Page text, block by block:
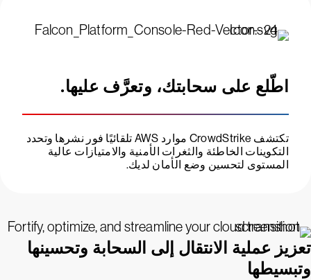
اطّلع على سحابتك، وتعرَّف عليها.
تكتشف CrowdStrike موارد AWS تلقائيًا فور نشرها وتحدد
التكوينات الخاطئة والثغرات الأمنية والامتيازات عالية
المستوى لتحسين وضع الأمان لديك.
تعزيز عملية الانتقال إلى السحابة وتحسينها
وتبسيطها